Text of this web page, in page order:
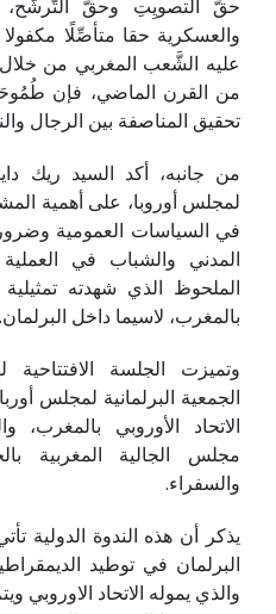
حقُّ التصويِتِ وحقُّ التَّرشُّح،
والعسكرية حقا متأصِّلًا
عليه الشَّعب المغربي من
من القرن الماضي، فإن
تحقيق المناصفة بين الرجال
من جانبه، أكد السيد ريك
لمجلس أوروبا، على أهمية
في السياسات العمومية
المدني والشباب في العملية
الملحوظ الذي شهدته
بالمغرب، لاسيما داخل البرلمان.
وتميزت الجلسة
الجمعية البرلمانية لمجلس
الاتحاد الأوروبي
مجلس الجالية المغربية
والسفراء.
يذكر أن هذه الندوة الدولية
والذي يموله الاتحاد الاوروبي